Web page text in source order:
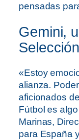
pensadas
Gemini,
«Estoy
alianza.
aficionados
Fútbol es
Marinas,
para España